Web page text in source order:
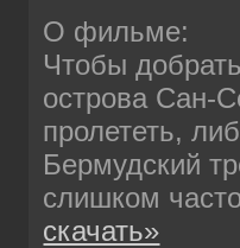
О фильме:
Чтобы
острова Сан-
пролететь,
Бермудский
слишком
скачать»